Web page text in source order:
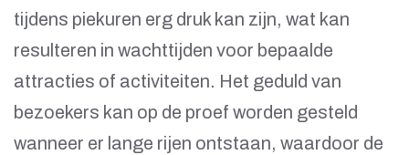
tijdens piekuren erg druk kan zijn, wat kan
resulteren in wachttijden voor bepaalde
attracties of activiteiten. Het geduld van
bezoekers kan op de proef worden gesteld
wanneer er lange rijen ontstaan, waardoor de